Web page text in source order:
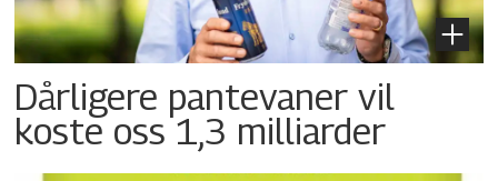
Dårligere pantevaner vil
koste oss 1,3 milliarder